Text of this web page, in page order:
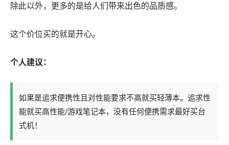
除此以外，更多的是给人们带来出色的品质感。
这个价位买的就是开心。
个人建议：
如果是追求便携性且对性能要求不高就买轻薄本。追求性
能就买高性能/游戏笔记本，没有任何便携需求最好买台
式机！